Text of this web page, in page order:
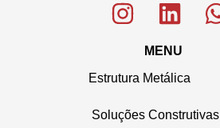
MENU
Estrutura Metálica
Soluções Construtivas